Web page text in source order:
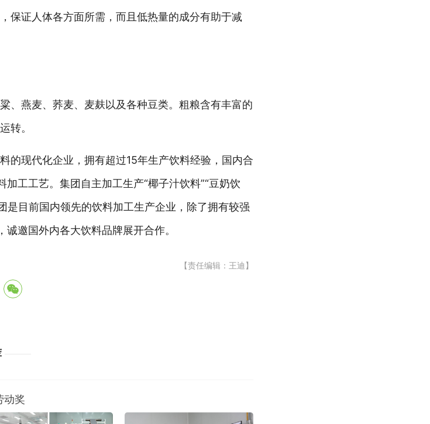
保证人体各方面所需，而且低热量的成分有助于减
、燕麦、荞麦、麦麸以及各种豆类。粗粮含有丰富的
转。
的现代化企业，拥有超过15年生产饮料经验，国内合
工工艺。集团自主加工生产“椰子汁饮料”“豆奶饮
是目前国内领先的饮料加工生产企业，除了拥有较强
邀国外内各大饮料品牌展开合作。
【责任编辑：王迪】
动奖